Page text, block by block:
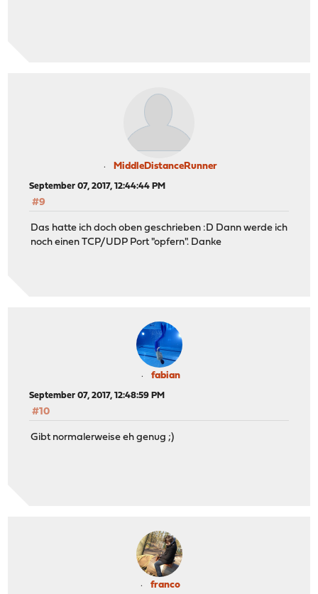
MiddleDistanceRunner
September 07, 2017, 12:44:44 PM
#9
Das hatte ich doch oben geschrieben :D Dann werde ich
noch einen TCP/UDP Port "opfern". Danke
fabian
September 07, 2017, 12:48:59 PM
#10
Gibt normalerweise eh genug ;)
franco